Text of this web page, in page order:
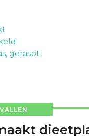
geraspt